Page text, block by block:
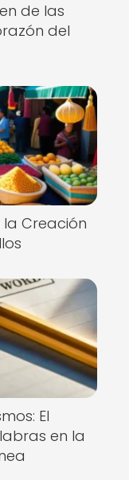
de las
del
la Creación
El
en la